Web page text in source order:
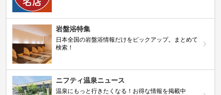
岩盤浴特集
日本全国の岩盤浴情報だけをピックアップ。まとめて
検索！
ニフティ温泉ニュース
温泉にもっと行きたくなる！お得な情報を掲載中